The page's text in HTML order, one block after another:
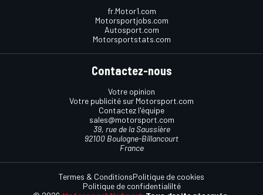
fr.Motor1.com
Motorsportjobs.com
Autosport.com
Motorsportstats.com
Contactez-nous
Votre opinion
Votre publicité sur Motorsport.com
Contactez l'équipe
sales@motorsport.com
39, rue de la Saussière
92100 Boulogne-Billancourt
France
Termes & ConditionsPolitique de cookies
Politique de confidentialilté